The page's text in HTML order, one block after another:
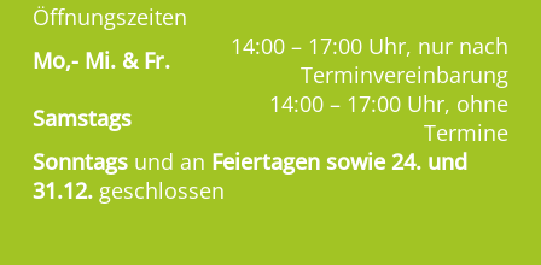
Öffnungszeiten
Mo,- Mi. & Fr.
14:00 – 17:00 Uhr, nur nach
Terminvereinbarung
Samstags
14:00 – 17:00 Uhr, ohne
Termine
Sonntags und an Feiertagen sowie 24. und
31.12. geschlossen